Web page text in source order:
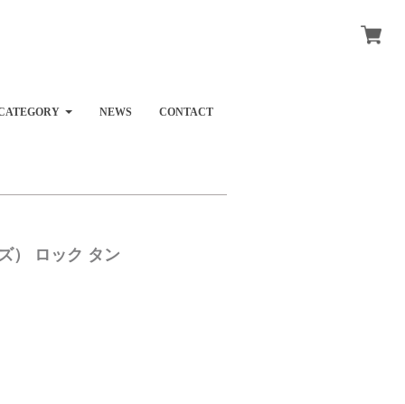
NEWS CONTACT
） ロック タン